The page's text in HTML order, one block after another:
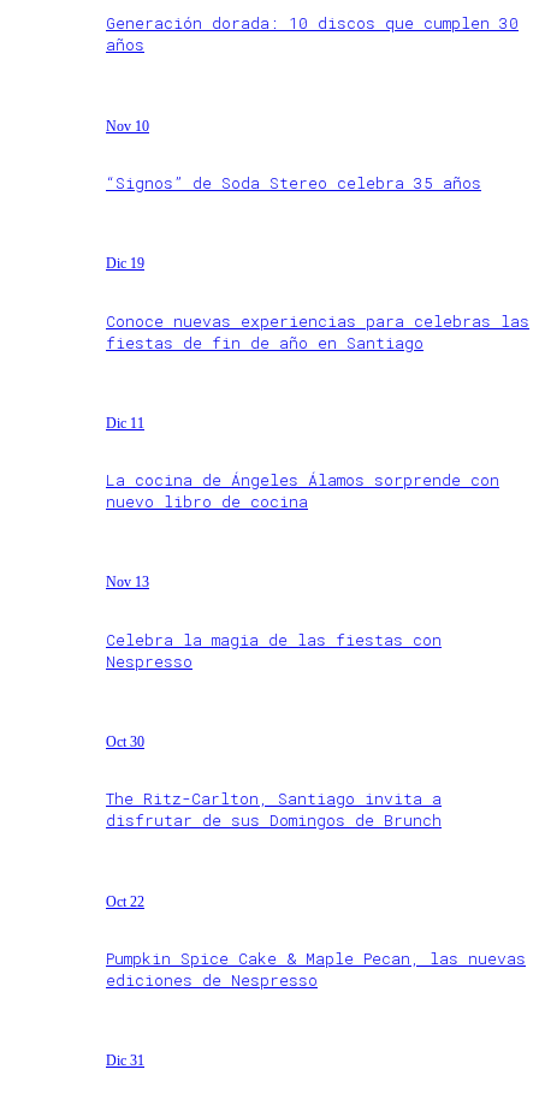
Generación dorada: 10 discos que cumplen 30
años
Nov 10
“Signos” de Soda Stereo celebra 35 años
Dic 19
Conoce nuevas experiencias para celebras las
fiestas de fin de año en Santiago
Dic 11
La cocina de Ángeles Álamos sorprende con
nuevo libro de cocina
Nov 13
Celebra la magia de las fiestas con
Nespresso
Oct 30
The Ritz-Carlton, Santiago invita a
disfrutar de sus Domingos de Brunch
Oct 22
Pumpkin Spice Cake & Maple Pecan, las nuevas
ediciones de Nespresso
Dic 31